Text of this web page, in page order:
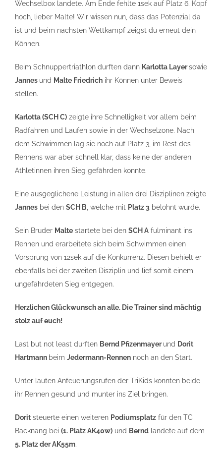
Wechselbox landete. Am Ende fehlte 1sek auf Platz 6. Kopf
hoch, lieber Malte! Wir wissen nun, dass das Potenzial da
ist und beim nächsten Wettkampf zeigst du erneut dein
Können.
Beim Schnuppertriathlon durften dann Karlotta Layersowie
Jannes und Malte Friedrichihr Können unter Beweis
stellen.
Karlotta (SCH C)zeigte ihre Schnelligkeit vor allem beim
Radfahren und Laufen sowie in der Wechselzone. Nach
dem Schwimmen lag sie noch auf Platz 3, im Rest des
Rennens war aber schnell klar, dass keine der anderen
Athletinnen ihren Sieg gefährden konnte.
Eine ausgeglichene Leistung in allen drei Disziplinen zeigte
Jannesbei den SCH B , welche mit Platz 3belohnt wurde.
Sein Bruder Maltestartete bei den SCH Afulminant ins
Rennen und erarbeitete sich beim Schwimmen einen
Vorsprung von 12sek auf die Konkurrenz. Diesen behielt er
ebenfalls bei der zweiten Disziplin und lief somit einem
ungefährdeten Sieg entgegen.
Herzlichen Glückwunsch an alle. Die Trainer sind mächtig
stolz auf euch!
Last but not least durften Bernd Pfizenmayerund Dorit
Hartmann beim Jedermann-Rennennoch an den Start.
Unter lauten Anfeuerungsrufen der TriKids konnten beide
ihr Rennen gesund und munter ins Ziel bringen.
Doritsteuerte einen weiteren Podiumsplatzfür den TC
Backnang bei (1. Platz AK40w)und Berndlandete auf dem
5. Platz der AK55m.